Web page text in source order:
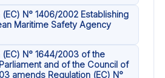
(EC) N° 1406/2002 Establishing
Maritime Safety Agency
(EC) N° 1644/2003 of the
and of the Council of
amends Regulation (EC) N°